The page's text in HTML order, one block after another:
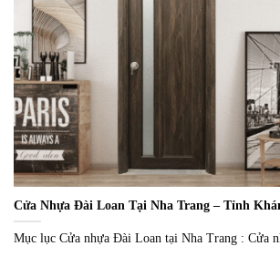
Cửa Nhựa Đài Loan Tại Nha Trang – Tỉnh
Mục lục Cửa nhựa Đài Loan tại Nha Trang : Cửa